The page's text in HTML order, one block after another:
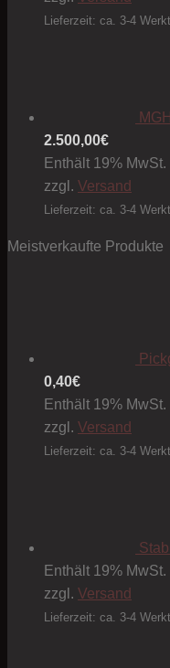
Lieferzeit: ca. 3-4
2.500,00€
Enthält 19% MwSt.
zzgl. Versand
Lieferzeit: ca. 3-4
Meistverkaufte Produkte
0,40€
Enthält 19% MwSt.
zzgl. Versand
Lieferzeit: ca. 3-4
Enthält 19% MwSt.
zzgl. Versand
Lieferzeit: ca. 3-4